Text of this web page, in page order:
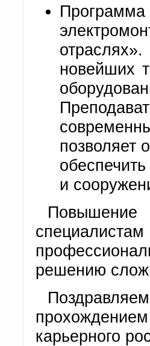
новейших
позволяет
и
решению
карьерного